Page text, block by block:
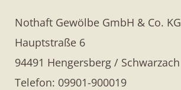
Nothaft Gewölbe GmbH & Co. KG
Hauptstraße 6
94491 Hengersberg / Schwarzach
Telefon: 09901-900019